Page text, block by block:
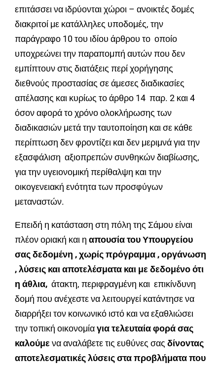
επιτάσσει να ιδρύονται χώροι – ανοικτές δομές
διακριτοί με κατάλληλες υποδομές, την
παράγραφο 10 του ιδίου άρθρου το οποίο
υποχρεώνει την παραπομπή αυτών που δεν
εμπίπτουν στις διατάξεις περί χορήγησης
διεθνούς προστασίας σε άμεσες διαδικασίες
απέλασης και κυρίως το άρθρο 14 παρ. 2 και 4
όσον αφορά το χρόνο ολοκλήρωσης των
διαδικασιών μετά την ταυτοποίηση και σε κάθε
περίπτωση δεν φροντίζει και δεν μεριμνά για την
εξασφάλιση αξιοπρεπών συνθηκών διαβίωσης,
για την υγειονομική περίθαλψη και την
οικογενειακή ενότητα των προσφύγων
μεταναστών.
Επειδή η κατάσταση στη πόλη της Σάμου είναι
πλέον οριακή και η απουσία του Υπουργείου
σας δεδομένη , χωρίς πρόγραμμα , οργάνωση
, λύσεις και αποτελέσματα και με δεδομένο ότι
η άθλια, άτακτη, περιφραγμένη και επικίνδυνη
δομή που ανέχεστε να λειτουργεί κατάντησε να
διαρρήξει τον κοινωνικό ιστό και να εξαθλιώσει
την τοπική οικονομίαγια τελευταία φορά σας
καλούμε να αναλάβετε τις ευθύνες σας δίνοντας
αποτελεσματικές λύσεις στα προβλήματα που